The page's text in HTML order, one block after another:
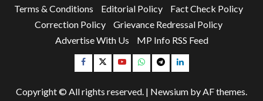
Terms & Conditions
Editorial Policy
Fact Check Policy
Correction Policy
Grievance Redressal Policy
Advertise With Us
MP Info RSS Feed
Facebook
TwitterYouTubeWhatsapp
TelegramLinkedin
Copyright © All rights reserved. | Newsium by AF themes.